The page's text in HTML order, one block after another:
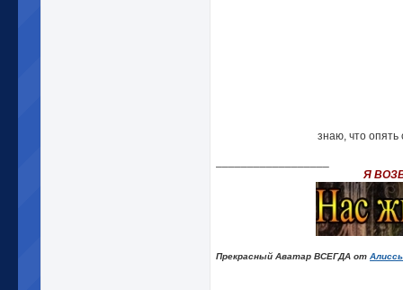
знаю, что опять
Я
Прекрасный Аватар ВСЕГДА от